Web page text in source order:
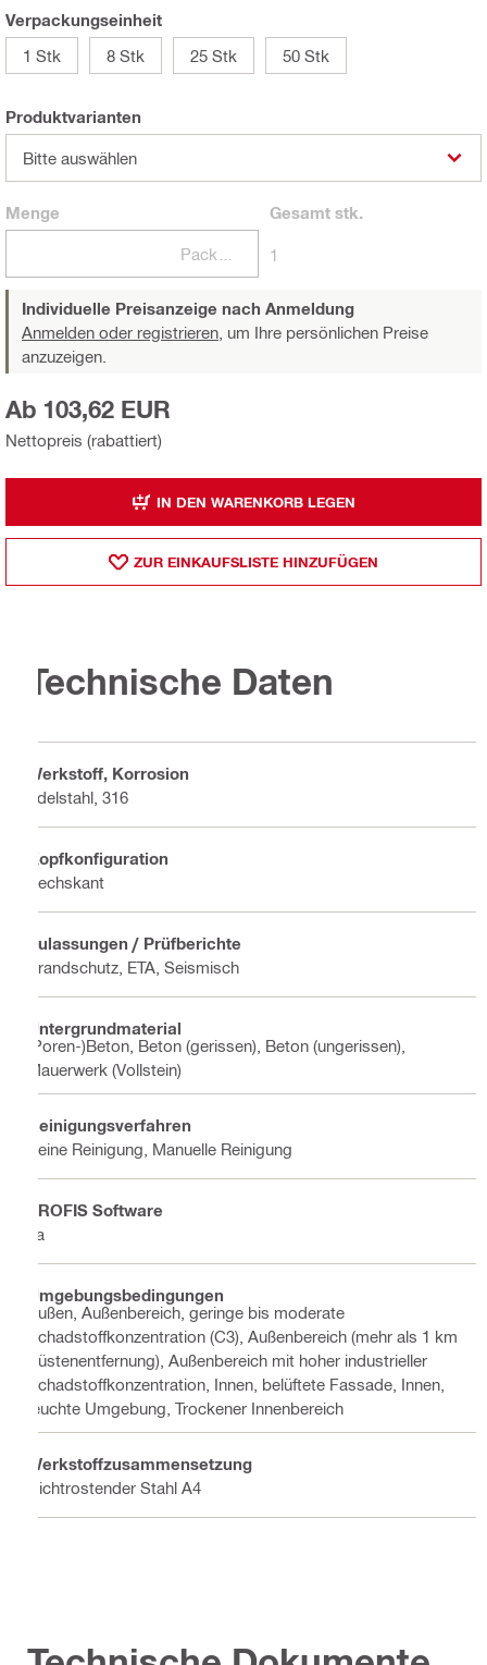
Verpackungseinheit
1 Stk
8 Stk 25 Stk 50 Stk
Produktvarianten
Bitte auswählen
Menge Gesamtstk.
1
Individuelle Preisanzeige nach Anmeldung
Anmelden oder registrieren, um Ihre persönlichen Preise
anzuzeigen.
Nettopreis (rabattiert)
Ab 103,62 EUR
IN DEN WARENKORB LEGEN
ZUR EINKAUFSLISTE HINZUFÜGEN
Technische Daten
Werkstoff, Korrosion
Edelstahl, 316
Kopfkonfiguration
Sechskant
Zulassungen / Prüfberichte
Brandschutz, ETA, Seismisch
Untergrundmaterial
(Poren-)Beton, Beton (gerissen), Beton (ungerissen),
Mauerwerk (Vollstein)
Reinigungsverfahren
Keine Reinigung, Manuelle Reinigung
PROFIS Software
Ja
Umgebungsbedingungen
Außen, Außenbereich, geringe bis moderate
Schadstoffkonzentration (C3), Außenbereich (mehr als 1 km
Küstenentfernung), Außenbereich mit hoher industrieller
Schadstoffkonzentration, Innen, belüftete Fassade, Innen,
feuchte Umgebung, Trockener Innenbereich
Werkstoffzusammensetzung
Nichtrostender Stahl A4